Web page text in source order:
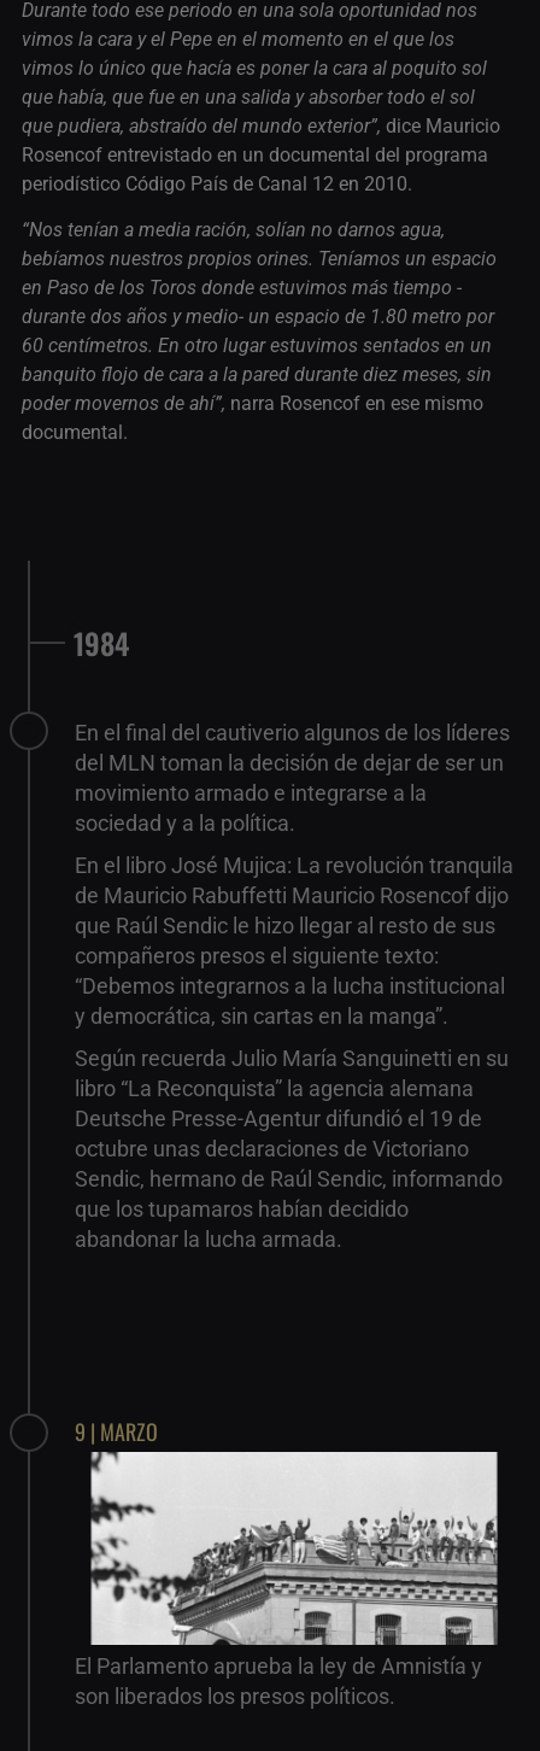
Durante todo ese periodo en una sola oportunidad nos
vimos la cara y el Pepe en el momento en el que los
vimos lo único que hacía es poner la cara al poquito sol
que había, que fue en una salida y absorber todo el sol
que pudiera, abstraído del mundo exterior”, dice Mauricio
Rosencof entrevistado en un documental del programa
periodístico Código País de Canal 12 en 2010.
“Nos tenían a media ración, solían no darnos agua,
bebíamos nuestros propios orines. Teníamos un espacio
en Paso de los Toros donde estuvimos más tiempo -
durante dos años y medio- un espacio de 1.80 metro por
60 centímetros. En otro lugar estuvimos sentados en un
banquito flojo de cara a la pared durante diez meses, sin
poder movernos de ahí”, narra Rosencof en ese mismo
documental.
1984
En el final del cautiverio algunos de los líderes
del MLN toman la decisión de dejar de ser un
movimiento armado e integrarse a la
sociedad y a la política.
En el libro José Mujica: La revolución tranquila
de Mauricio Rabuffetti Mauricio Rosencof dijo
que Raúl Sendic le hizo llegar al resto de sus
compañeros presos el siguiente texto:
“Debemos integrarnos a la lucha institucional
y democrática, sin cartas en la manga”.
Según recuerda Julio María Sanguinetti en su
libro “La Reconquista” la agencia alemana
Deutsche Presse-Agentur difundió el 19 de
octubre unas declaraciones de Victoriano
Sendic, hermano de Raúl Sendic, informando
que los tupamaros habían decidido
abandonar la lucha armada.
9 | MARZO
El Parlamento aprueba la ley de Amnistía y
son liberados los presos políticos.